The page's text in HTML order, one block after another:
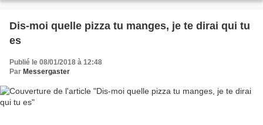
Dis-moi quelle pizza tu manges, je te dirai qui tu
es
Publié le 08/01/2018 à 12:48
Par Messergaster